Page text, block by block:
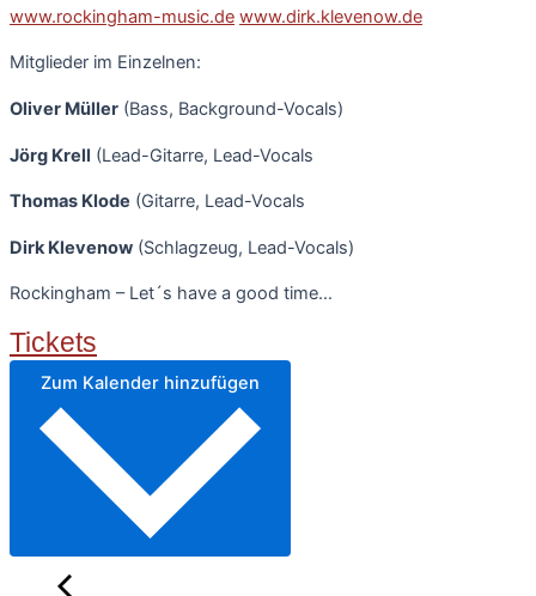
www.rockingham-music.de www.dirk.klevenow.de
Mitglieder im Einzelnen:
Oliver Müller (Bass, Background-Vocals)
Jörg Krell (Lead-Gitarre, Lead-Vocals
Thomas Klode (Gitarre, Lead-Vocals
Dirk Klevenow (Schlagzeug, Lead-Vocals)
Rockingham – Let´s have a good time…
Tickets